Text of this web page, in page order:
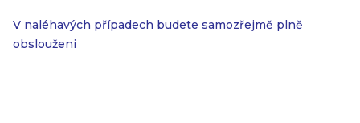
V naléhavých případech budete samozřejmě plně
obslouženi